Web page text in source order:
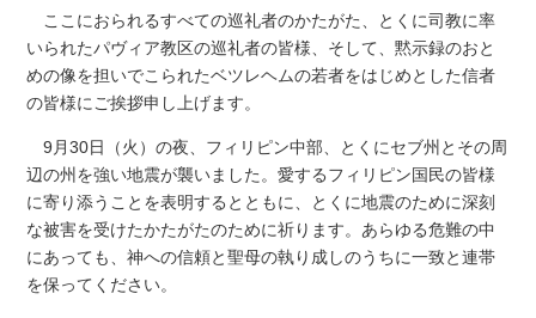
ここにおられるすべての巡礼者のかたがた、とくに司教に率
いられたパヴィア教区の巡礼者の皆様、そして、黙示録のおと
めの像を担いでこられたベツレヘムの若者をはじめとした信者
の皆様にご挨拶申し上げます。
9月30日（火）の夜、フィリピン中部、とくにセブ州とその周
辺の州を強い地震が襲いました。愛するフィリピン国民の皆様
に寄り添うことを表明するとともに、とくに地震のために深刻
な被害を受けたかたがたのために祈ります。あらゆる危難の中
にあっても、神への信頼と聖母の執り成しのうちに一致と連帯
を保ってください。